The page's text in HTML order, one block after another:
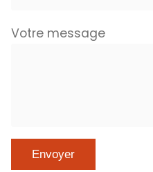
Votre message